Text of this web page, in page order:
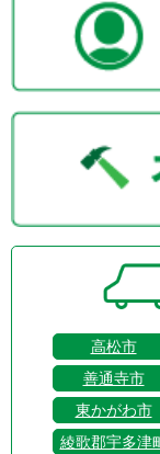
高松市
善通寺市
東かがわ市
綾歌郡宇多津